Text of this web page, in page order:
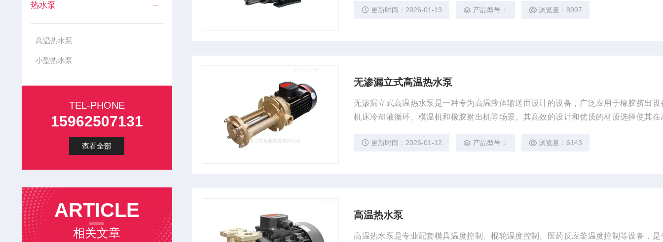
热水泵
高温热水泵
小型热水泵
TEL-PHONE
15962507131
查看全部
ARTICLE
相关文章
更新时间：2026-01-13 产品型号： 浏览量：8997
无渗漏立式高温热水泵
无渗漏立式高温热水泵是一种专为高温液体输送而设计的设备，广泛应用于橡胶挤出设
机床冷却液循环、模温机和橡胶射出机等场景。其高效的设计和优质的材质选择使其在
更新时间：2026-01-12 产品型号： 浏览量：6143
高温热水泵
高温热水泵是专业配套模具温度控制、棍轮温度控制、医药反应釜温度控制等设备，是